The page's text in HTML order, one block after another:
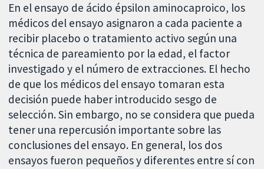
En el ensayo de ácido épsilon aminocaproico, los
médicos del ensayo asignaron a cada paciente a
recibir placebo o tratamiento activo según una
técnica de pareamiento por la edad, el factor
investigado y el número de extracciones. El hecho
de que los médicos del ensayo tomaran esta
decisión puede haber introducido sesgo de
selección. Sin embargo, no se considera que pueda
tener una repercusión importante sobre las
conclusiones del ensayo. En general, los dos
ensayos fueron pequeños y diferentes entre sí con